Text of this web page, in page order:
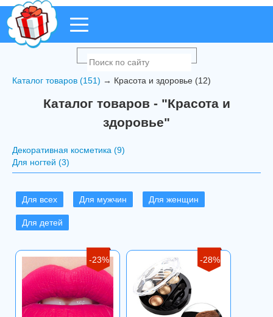
Каталог товаров (151) → Красота и здоровье (12)
Каталог товаров - "Красота и
здоровье"
Декоративная косметика (9)
Для ногтей (3)
Для всех Для мужчин Для женщин
Для детей
-23% -28%